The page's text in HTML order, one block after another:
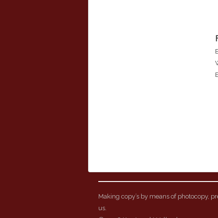
Making copy’s by means of photocopy,
us.